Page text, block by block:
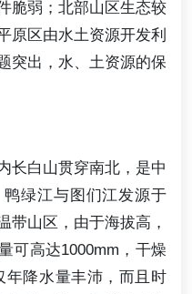
脆弱；北部山区生态较
原区由水土资源开发利
突出，水、土资源的保
长白山贯穿南北，是中
绿江与图们江发源于
带山区，由于海拔高，
可高达1000mm，干燥
年降水量丰沛，而且时